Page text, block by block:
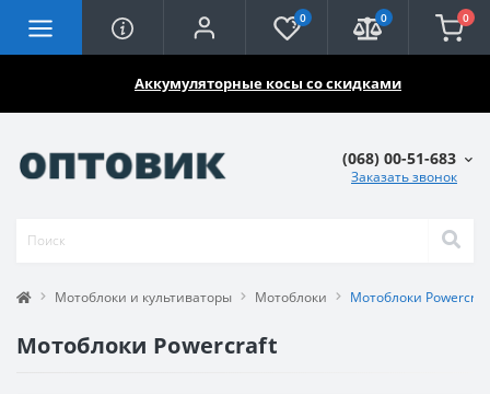
Аккумуляторные косы со скидками
0 0 0
(068) 00-51-683
Заказать звонок
Мотоблоки и культиваторы Мотоблоки Мотоблоки
Мотоблоки Powercraft